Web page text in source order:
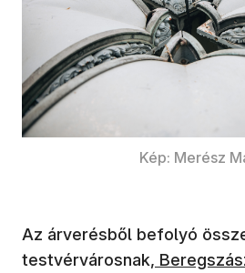
Kép: Merész
Az árverésből befolyó
testvérvárosnak,